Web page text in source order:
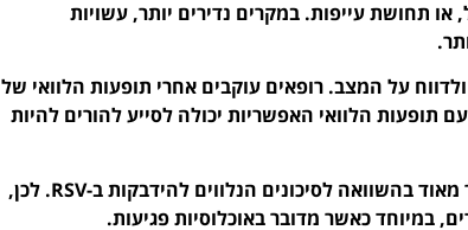
תחושת עייפות. במקרים נדירים יותר, עשויות
על המצב. רופאים עוקבים אחרי תופעות הלוואי של
תופעות הלוואי האפשריות יכולה לסייע להורים להיות
כמו כן, יש להבין כי הסיכון לתופעות לוואי הוא נמוך מאוד בהשוואה לסיכונים הנלווים להידבקות ב-RSV. לכן,
במיוחד כאשר מדובר באוכלוסיות פגיעות.